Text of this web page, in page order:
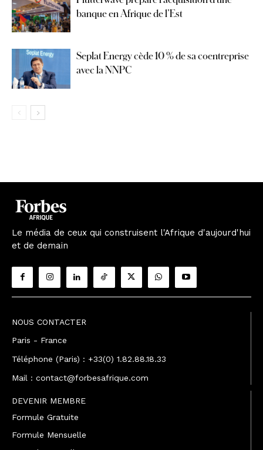
banque en Afrique de l’Est
Seplat Energy cède 10 % de sa coentreprise
avec la NNPC
Le média de ceux qui construisent l'Afrique d'aujourd'hui
et de demain
NOUS CONTACTER
Paris - France
Téléphone (Paris) : +33(0) 1.82.88.18.33
Mail : contact@forbesafrique.com
DEVENIR MEMBRE
Formule Gratuite
Formule Mensuelle